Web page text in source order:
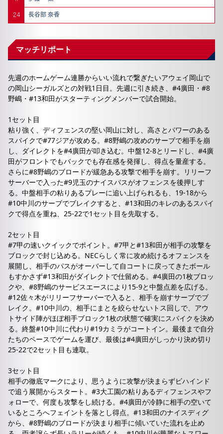
24 長谷部 奈香
マッチリポート
先週のホームゲーム連勝からいい流れで繋ぎたいアウェイ岡山で
の岡山シーガルズとの対戦1日目。先週に引き続き、#4廣田・#8
野嶋・#13和田がスターティングメンバーで試合開始。
1セット目
粘り強く、ディフェンスの堅い岡山に対し、高さとパワーのある
スパイクで#77ジアが攻める。#8野嶋の攻めのサーブで相手を崩
し、ダイレクトを#4廣田が叩き込む。中盤12-8とリードし、#4廣
田がフロントでもバックでも存在感を発揮し、得点を量産する。
さらに#8野嶋のブロードが緩急ある攻撃で相手を崩す。リリーフ
サーバーで入った#9児玉のナイスパスがオフェンスを後押しす
る。中盤相手の粘りあるプレーに追い上げられるも、19-18から
#10中川のサーブでブレイクすると、#13和田のキレのあるスパイ
クで得点を重ね、25-22で1セット目を先取する。
2セット目
#7甲の速いクイックでポイント。#7甲と#13和田が相手の攻撃を
ブロックで封じ込める。NECらしく常に攻め続けるオフェンスを
展開し、相手のパスがオーバーして自コートに戻ってきたボール
もすかさず#13和田がダイレクトで仕留める。#4廣田の1枚ブロッ
クや、#8野嶋のサービスエースにより15-9と中盤点差を広げる。
#12佐々木がリリーフサーバーで入ると、相手を崩すサーブでブ
レイク。#10中川の、相手にまとを絞らせないトス回しで、アウ
トサイド陣がほぼ相手ブロック1枚の状態で確実にスパイクを決め
る。終盤#10中川に代わり#19カミラがコートイン。最後まで自分
たちのペースでゲームを運び、最後は#4廣田がしっかり決め切り
25-22で2セット目も連取。
3セット目
相手の徹底マークにより、思うように攻撃が決まらずビハインド
で追う展開からスタート。#3大工園の粘りあるディフェンスやフ
ォローで、何度も攻撃をし続ける。#4廣田が冷静に相手の空いて
いるところへフェイントを落とし得点。#13和田のナイスディグ
から、#8野嶋のブロードが決まり相手に傾いていた流れを止め